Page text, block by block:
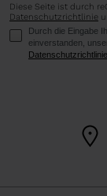
Diese Seite ist durch
Datenschutzrichtlinie
Durch die Eingabe
einverstanden,
Datenschutzrichtlinie